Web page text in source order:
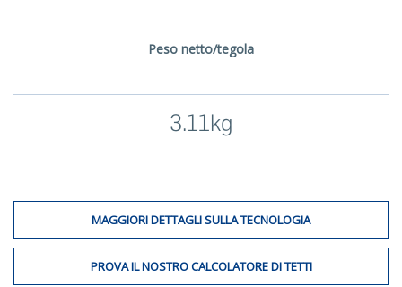
Peso netto/tegola
3.11kg
MAGGIORI DETTAGLI SULLA TECNOLOGIA
PROVA IL NOSTRO CALCOLATORE DI TETTI